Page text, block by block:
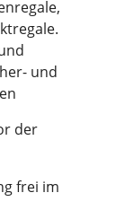
und
der
frei im